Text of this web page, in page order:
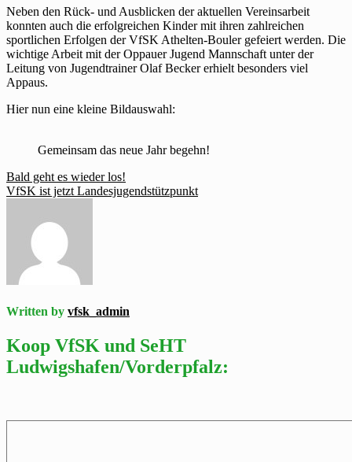
Neben den Rück- und Ausblicken der aktuellen Vereinsarbeit
konnten auch die erfolgreichen Kinder mit ihren zahlreichen
sportlichen Erfolgen der VfSK Athelten-Bouler gefeiert werden. Die
wichtige Arbeit mit der Oppauer Jugend Mannschaft unter der
Leitung von Jugendtrainer Olaf Becker erhielt besonders viel
Appaus.
Hier nun eine kleine Bildauswahl:
Gemeinsam das neue Jahr begehn!
Beitragsnavigation
Bald geht es wieder los!
VfSK ist jetzt Landesjugendstützpunkt
Written by vfsk_admin
Koop VfSK und SeHT
Ludwigshafen/Vorderpfalz: